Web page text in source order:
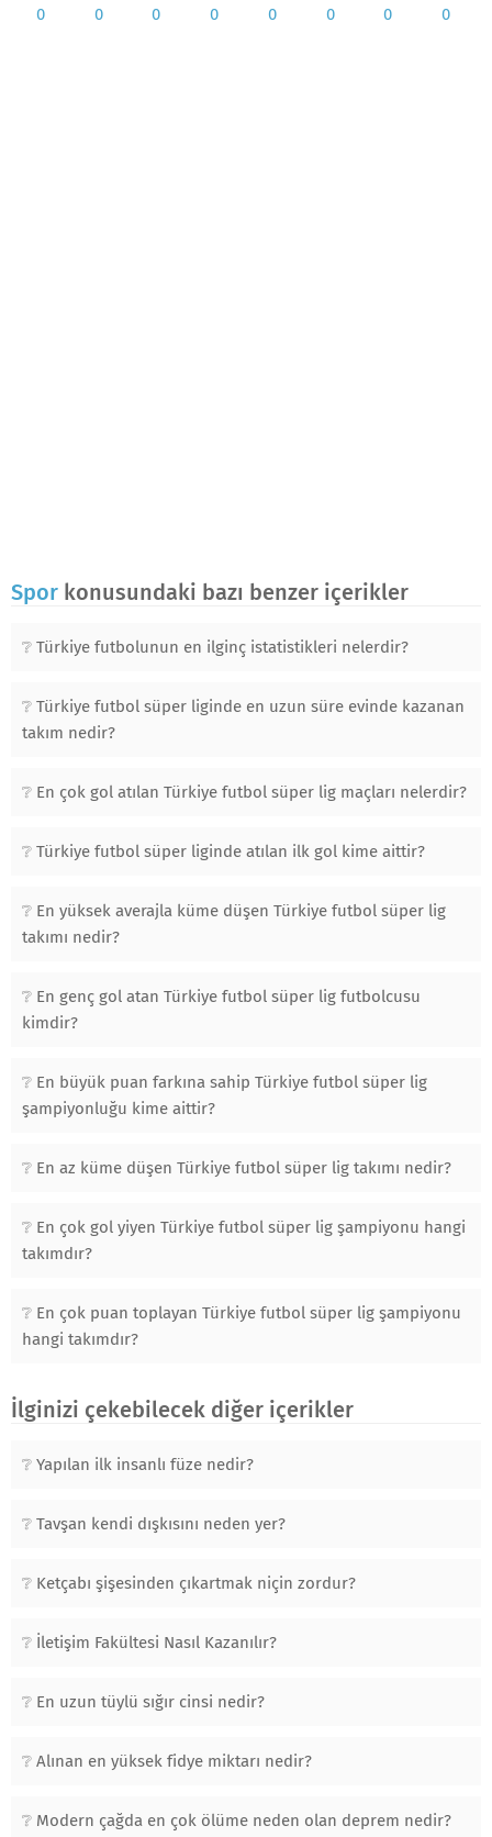
0 0 0 0 0 0 0 0
Spor konusundaki bazı benzer içerikler
Türkiye futbolunun en ilginç istatistikleri nelerdir?
Türkiye futbol süper liginde en uzun süre evinde kazanan
takım nedir?
En çok gol atılan Türkiye futbol süper lig maçları nelerdir?
Türkiye futbol süper liginde atılan ilk gol kime aittir?
En yüksek averajla küme düşen Türkiye futbol süper lig
takımı nedir?
En genç gol atan Türkiye futbol süper lig futbolcusu
kimdir?
En büyük puan farkına sahip Türkiye futbol süper lig
şampiyonluğu kime aittir?
En az küme düşen Türkiye futbol süper lig takımı nedir?
En çok gol yiyen Türkiye futbol süper lig şampiyonu hangi
takımdır?
En çok puan toplayan Türkiye futbol süper lig şampiyonu
hangi takımdır?
İlginizi çekebilecek diğer içerikler
Yapılan ilk insanlı füze nedir?
Tavşan kendi dışkısını neden yer?
Ketçabı şişesinden çıkartmak niçin zordur?
İletişim Fakültesi Nasıl Kazanılır?
En uzun tüylü sığır cinsi nedir?
Alınan en yüksek fidye miktarı nedir?
Modern çağda en çok ölüme neden olan deprem nedir?